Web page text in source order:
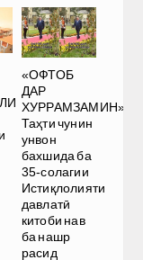
«ОФТОБ
ДАР
ХУРРАМЗАМИН».
Таҳти чунин
унвон
бахшида ба
35-солагии
Истиқлолияти
давлатӣ
китоби нав
ба нашр
расид